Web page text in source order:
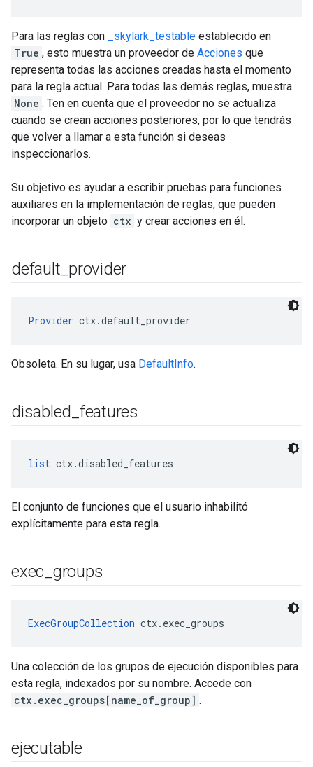
Para las reglas con _skylark_testable establecido en
True , esto muestra un proveedor de Acciones que
representa todas las acciones creadas hasta el momento
para la regla actual. Para todas las demás reglas, muestra
None . Ten en cuenta que el proveedor no se actualiza
cuando se crean acciones posteriores, por lo que tendrás
que volver a llamar a esta función si deseas
inspeccionarlos.
Su objetivo es ayudar a escribir pruebas para funciones
auxiliares en la implementación de reglas, que pueden
incorporar un objeto ctx y crear acciones en él.
default provider
Provider ctx.default_provider
Obsoleta. En su lugar, usa DefaultInfo.
disabled features
list ctx.disabled_features
El conjunto de funciones que el usuario inhabilitó
explícitamente para esta regla.
exec groups
ExecGroupCollection ctx.exec_groups
Una colección de los grupos de ejecución disponibles para
esta regla, indexados por su nombre. Accede con
ctx.exec_groups[name_of_group] .
ejecutable